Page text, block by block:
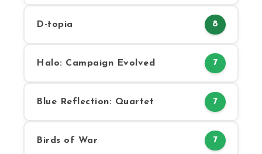
D-topia 8
Halo: Campaign Evolved 7
Blue Reflection: Quartet 7
Birds of War 7